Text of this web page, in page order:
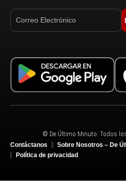
© De Último Minuto. Todos
Contáctanos
Sobre Nosotros – De
Política de privacidad